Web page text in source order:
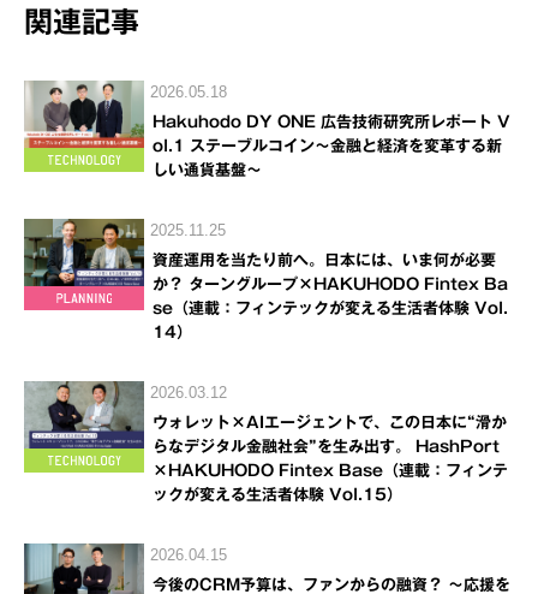
関連記事
2026.05.18
Hakuhodo DY ONE 広告技術研究所レポート V
ol.1 ステーブルコイン～金融と経済を変革する新
しい通貨基盤～
2025.11.25
資産運用を当たり前へ。日本には、いま何が必要
か？ ターングループ×HAKUHODO Fintex Ba
se（連載：フィンテックが変える生活者体験 Vol.
14）
2026.03.12
ウォレット×AIエージェントで、この日本に“滑か
らなデジタル金融社会”を生み出す。 HashPort
×HAKUHODO Fintex Base（連載：フィンテ
ックが変える生活者体験 Vol.15）
2026.04.15
今後のCRM予算は、ファンからの融資？ ～応援を